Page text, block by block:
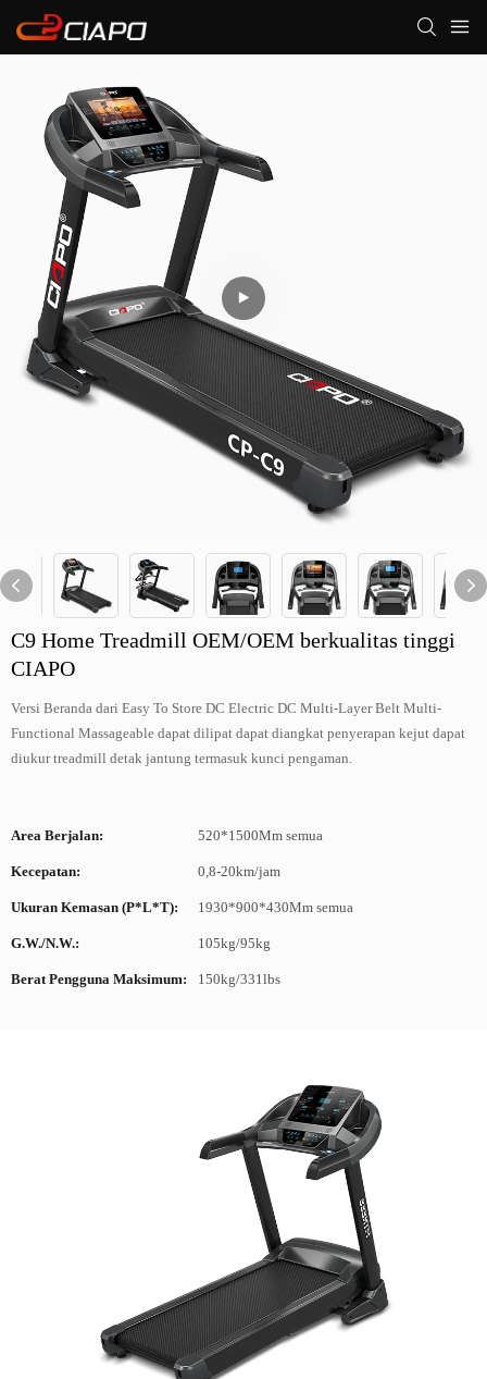
C9 Home Treadmill OEM/OEM berkualitas tinggi
CIAPO
Versi Beranda dari Easy To Store DC Electric DC Multi-Layer Belt Multi-
Functional Massageable dapat dilipat dapat diangkat penyerapan kejut dapat
diukur treadmill detak jantung termasuk kunci pengaman.
Area Berjalan: 520*1500Mm semua
Kecepatan: 0,8-20km/jam
Ukuran Kemasan (P*L*T): 1930*900*430Mm semua
G.W./N.W.: 105kg/95kg
Berat Pengguna Maksimum: 150kg/331lbs